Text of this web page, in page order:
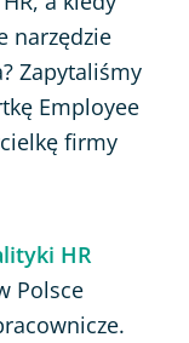
narzędzie
Zapytaliśmy
Employee
firmy
HR
Polsce